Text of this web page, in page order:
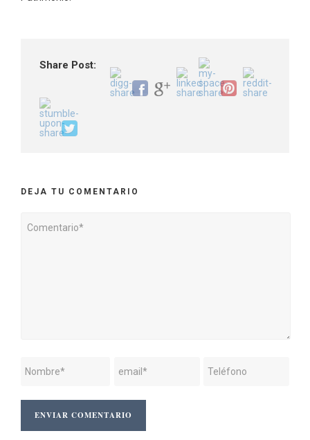
Share Post:
DEJA TU COMENTARIO